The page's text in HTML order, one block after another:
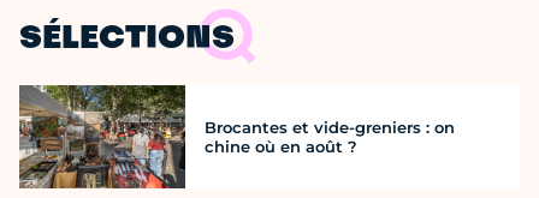
SÉLECTIONS
Brocantes et vide-greniers : on
chine où en août ?